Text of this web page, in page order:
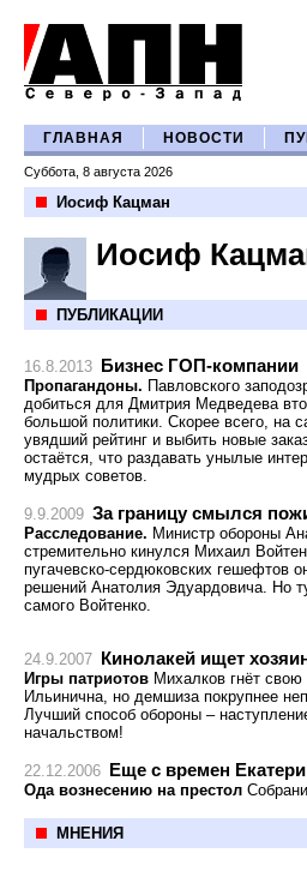
ГЛАВНАЯ НОВОСТИ
Суббота, 8 августа 2026
Иосиф Кацман
Иосиф
ПУБЛИКАЦИИ
16.8.2013 Бизнес ГОП-компании
Пропагандоны. Павловского
добиться для Дмитрия Медведева
большой политики. Скорее всего, на
увядший рейтинг и выбить новые
остаётся, что раздавать унылые
мудрых советов.
9.9.2009 За границу смылся
Расследование. Министр обороны
стремительно кинулся Михаил
пугачевско-сердюковских гешефтов
решений Анатолия Эдуардовича. Но
самого Войтенко.
24.9.2007 Кинолакей ищет
Игры патриотов Михалков гнёт
Ильинична, но демшиза покрупнее
Лучший способ обороны –
начальством!
22.12.2006 Еще с времен
Ода вознесению на престол
МНЕНИЯ